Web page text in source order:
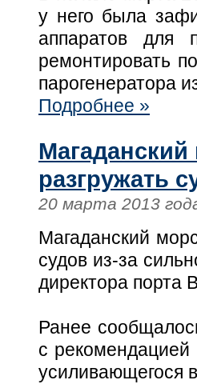
у него была
аппаратов для
ремонтировать
парогенератора
Подробнее »
Магаданский
разгружать
20 марта 2013
Магаданский
судов из-за
директора порта
Ранее
с рекомендацией
усиливающегося